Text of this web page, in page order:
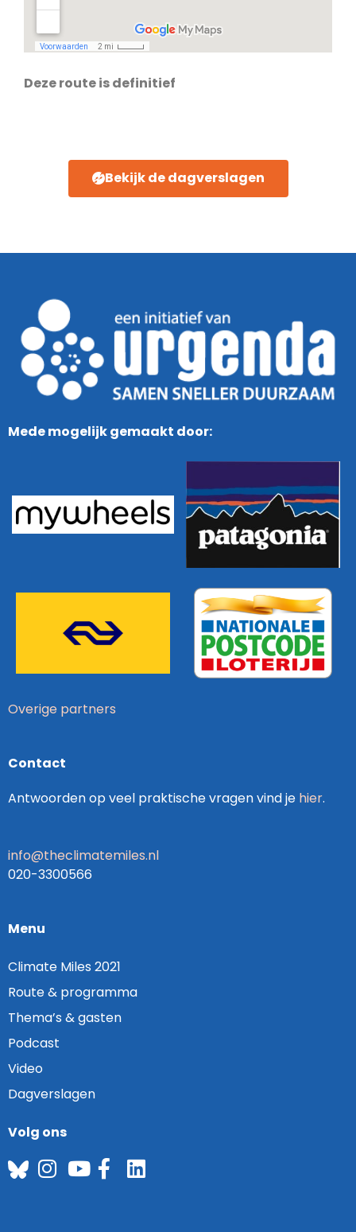
Deze route is definitief
Bekijk de dagverslagen
Mede mogelijk gemaakt door:
Overige partners
Contact
Antwoorden op veel praktische vragen vind je hier.
info@theclimatemiles.nl
020-3300566
Menu
Climate Miles 2021
Route & programma
Thema’s & gasten
Podcast
Video
Dagverslagen
Volg ons